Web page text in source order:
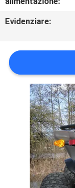
DEL
SITO
POLITICA
SULLA
PRIVACY
Evidenziare: